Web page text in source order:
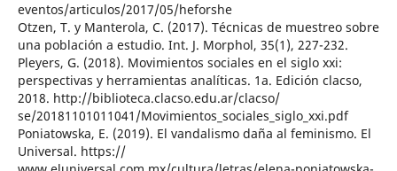
eventos/articulos/2017/05/heforshe
Otzen, T. y Manterola, C. (2017). Técnicas de muestreo sobre
una población a estudio. Int. J. Morphol, 35(1), 227-232.
Pleyers, G. (2018). Movimientos sociales en el siglo xxi:
perspectivas y herramientas analíticas. 1a. Edición clacso,
2018. http://biblioteca.clacso.edu.ar/clacso/
se/20181101011041/Movimientos_sociales_siglo_xxi.pdf
Poniatowska, E. (2019). El vandalismo daña al feminismo. El
Universal. https://